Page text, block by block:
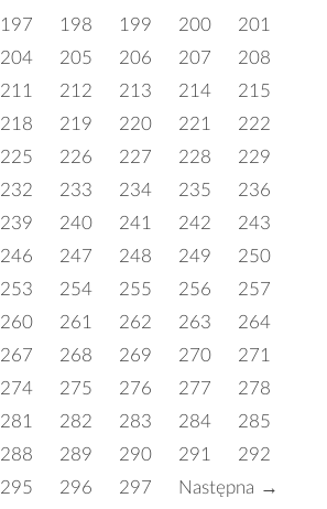
197 198 199 200
201
204 205 206 207
208
211 212 213 214
215
218 219 220 221
222
225 226 227 228
229
232 233 234 235
236
239 240 241 242
243
246 247 248 249
250
253 254 255 256
257
260 261 262 263
264
267 268 269 270
271
274 275 276 277
278
281 282 283 284
285
288 289 290 291
292
295 296 297 Następna →